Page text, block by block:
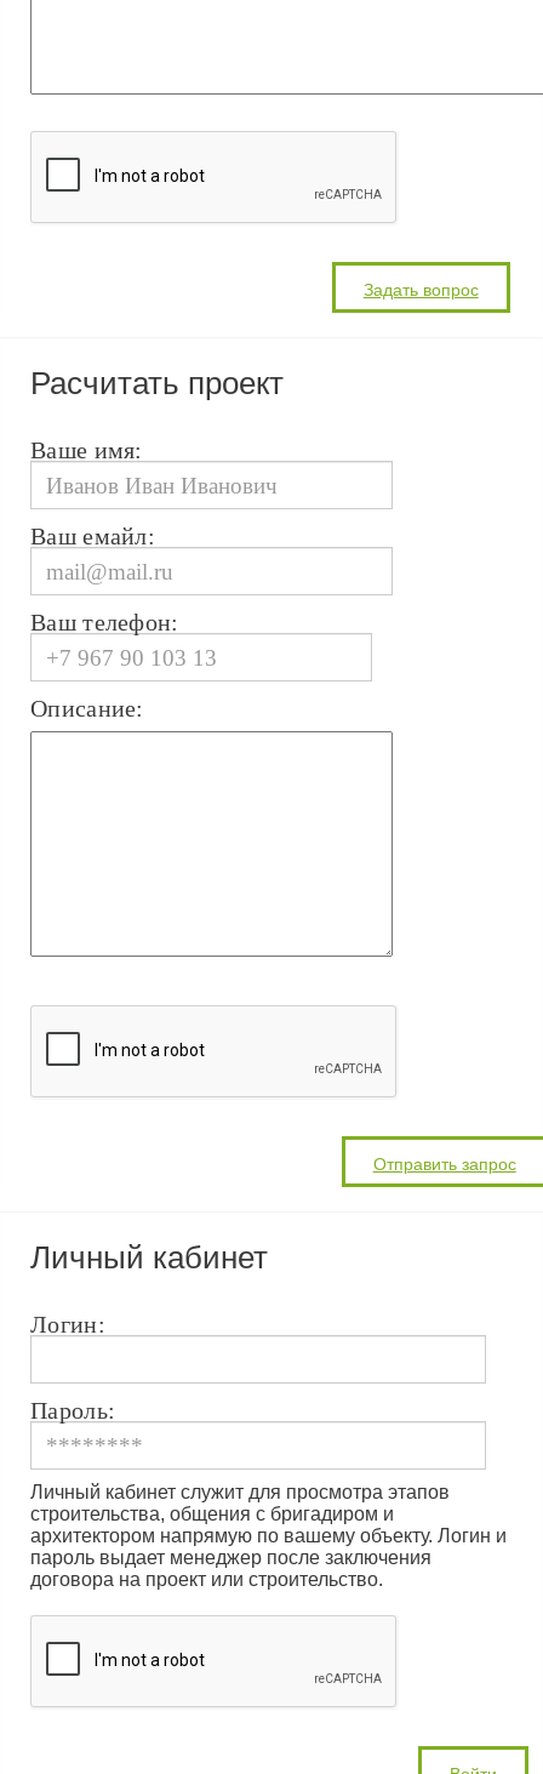
Расчитать проект
Ваше имя:
Ваш емайл:
Ваш телефон:
Описание:
Личный кабинет
Логин:
Пароль:
Личный кабинет служит для просмотра этапов
строительства, общения с бригадиром и
архитектором напрямую по вашему объекту. Логин и
пароль выдает менеджер после заключения
договора на проект или строительство.